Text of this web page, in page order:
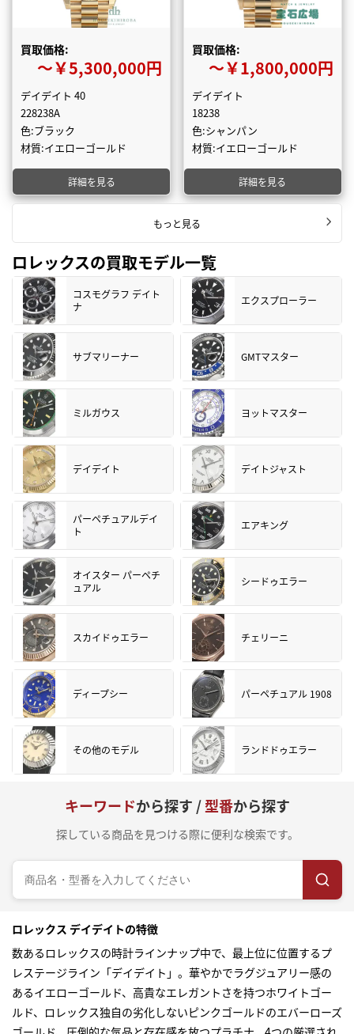
買取価格:
〜￥5,300,000円
デイデイト 40
228238A
色:ブラック
材質:イエローゴールド
詳細を見る
買取価格:
〜￥1,800,000円
デイデイト
18238
色:シャンパン
材質:イエローゴールド
詳細を見る
もっと見る
ロレックスの買取モデル一覧
コスモグラフ デイト
ナ
エクスプローラー
サブマリーナー GMTマスター
ミルガウス ヨットマスター
デイデイト デイトジャスト
パーペチュアルデイ
ト
エアキング
オイスター パーペチ
ュアル
シードゥエラー
スカイドゥエラー チェリーニ
ディープシー パーペチュアル 1908
その他のモデル ランドドゥエラー
キーワードから探す /型番から探す
探している商品を見つける際に便利な検索です。
ロレックス デイデイトの特徴
数ある ロレックスの時計ラインナップ中で、最上位に位置するプ
レステージライン「デイデイト」。華やかでラグジュアリー感の
あるイエローゴールド、高貴なエレガントさを持つホワイトゴー
ルド、ロレックス独自の劣化しないピンクゴールドのエバーローズ